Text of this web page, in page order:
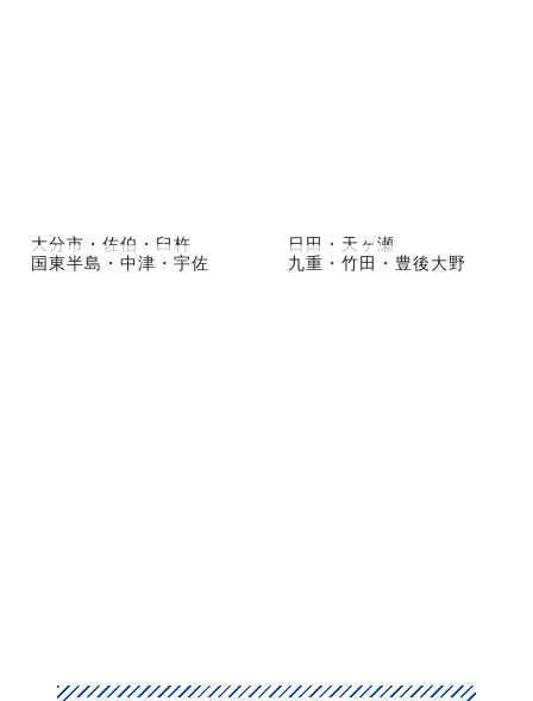
大分市・佐伯・臼杵
日田・天ヶ瀬
国東半島・中津・宇佐
九重・竹田・豊後大野